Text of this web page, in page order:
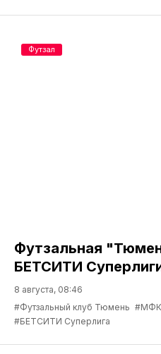
Футзальная
БЕТСИТИ
8 августа, 08:46
#Футзальный клуб Тюмень #МФК
#БЕТСИТИ Суперлига
Футзал